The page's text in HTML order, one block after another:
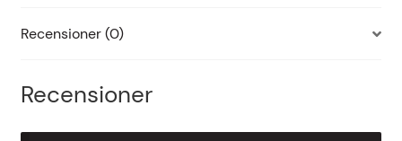
Recensioner (0)
Recensioner